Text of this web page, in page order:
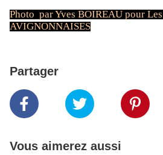
Photo par Yves BOIREAU pour Les
AVIGNONNAISES
Partager
Vous aimerez aussi